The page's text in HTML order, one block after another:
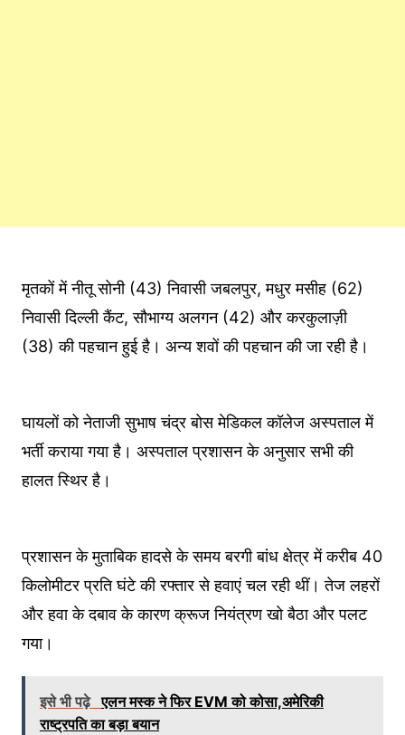
मृतकों में नीतू सोनी (43) निवासी जबलपुर, मधुर मसीह (62)
निवासी दिल्ली कैंट, सौभाग्य अलगन (42) और करकुलाज़ी
(38) की पहचान हुई है। अन्य शवों की पहचान की जा रही है।
घायलों को नेताजी सुभाष चंद्र बोस मेडिकल कॉलेज अस्पताल में
भर्ती कराया गया है। अस्पताल प्रशासन के अनुसार सभी की
हालत स्थिर है।
प्रशासन के मुताबिक हादसे के समय बरगी बांध क्षेत्र में करीब 40
किलोमीटर प्रति घंटे की रफ्तार से हवाएं चल रही थीं। तेज लहरों
और हवा के दबाव के कारण क्रूज नियंत्रण खो बैठा और पलट
गया।
इसे भी पढ़े एलन मस्क ने फिर EVM को कोसा,अमेरिकी
राष्ट्रपति का बड़ा बयान